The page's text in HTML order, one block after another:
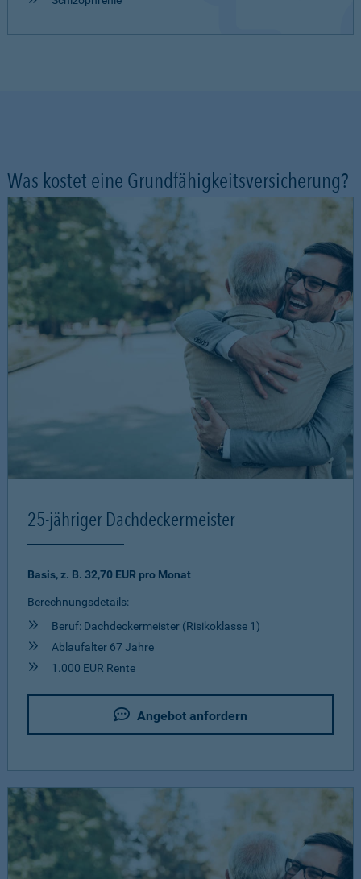
Was kostet eine Grundfähigkeitsversicherung?
25-jähriger Dachdeckermeister
Basis, z. B. 32,70 EUR pro Monat
Berechnungsdetails:
Beruf: Dachdeckermeister (Risikoklasse 1)
Ablaufalter 67 Jahre
1.000 EUR Rente
Angebot anfordern